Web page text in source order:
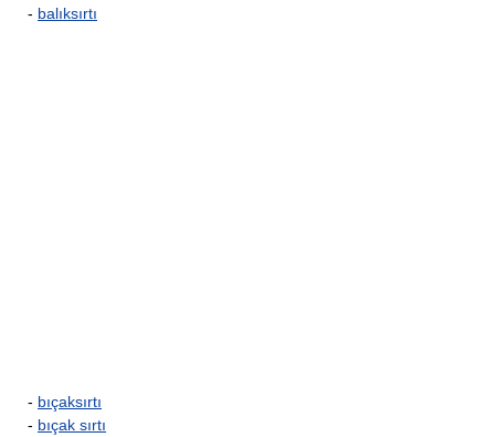
- balıksırtı
- bıçaksırtı
- bıçak sırtı